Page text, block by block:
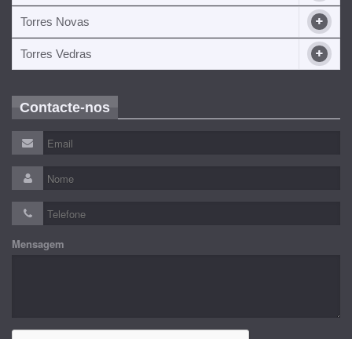
Torres Novas
Torres Vedras
Contacte-nos
Mensagem